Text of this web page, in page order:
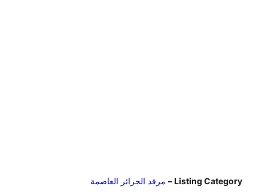
Listing Category – مرقد الجزائر العاصمة